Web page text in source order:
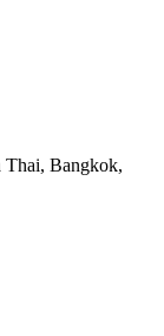
Thai, Bangkok,